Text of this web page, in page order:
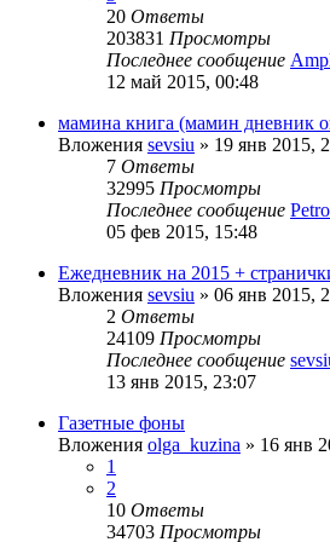
20 Ответы
203831 Просмотры
Последнее сообщение
12 май 2015, 00:48
мамина книга (мамин дневник
Вложения sevsiu » 19 янв 2015,
7 Ответы
32995 Просмотры
Последнее сообщение
05 фев 2015, 15:48
Ежедневник на 2015 +
Вложения sevsiu » 06 янв 2015,
2 Ответы
24109 Просмотры
Последнее сообщение
13 янв 2015, 23:07
Газетные фоны
Вложения olga_kuzina » 16 янв
1
2
10 Ответы
34703 Просмотры